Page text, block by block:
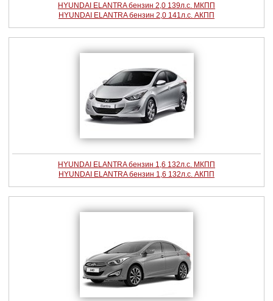
HYUNDAI ELANTRA бензин 2,0 139л.с. МКПП
HYUNDAI ELANTRA бензин 2,0 141л.с. АКПП
HYUNDAI ELANTRA бензин 1,6 132л.с. МКПП
HYUNDAI ELANTRA бензин 1,6 132л.с. АКПП